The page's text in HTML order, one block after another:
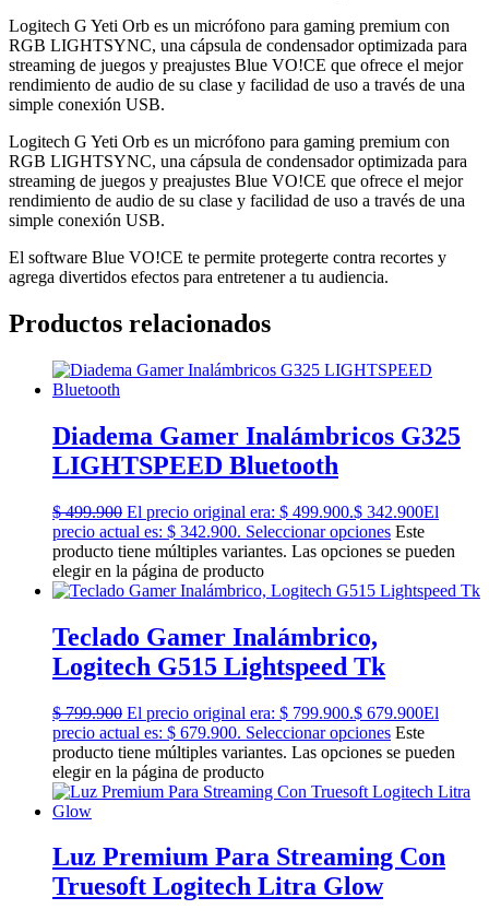
Logitech G Yeti Orb es un micrófono para gaming premium con
RGB LIGHTSYNC, una cápsula de condensador optimizada para
streaming de juegos y preajustes Blue VO!CE que ofrece el mejor
rendimiento de audio de su clase y facilidad de uso a través de una
simple conexión USB.
Logitech G Yeti Orb es un micrófono para gaming premium con
RGB LIGHTSYNC, una cápsula de condensador optimizada para
streaming de juegos y preajustes Blue VO!CE que ofrece el mejor
rendimiento de audio de su clase y facilidad de uso a través de una
simple conexión USB.
El software Blue VO!CE te permite protegerte contra recortes y
agrega divertidos efectos para entretener a tu audiencia.
Productos relacionados
Diadema Gamer Inalámbricos G325
LIGHTSPEED Bluetooth
$499.900 El precio original era: $ 499.900.$ 342.900El
precio actual es: $ 342.900. Seleccionar opciones Este
producto tiene múltiples variantes. Las opciones se pueden
elegir en la página de producto
Teclado Gamer Inalámbrico,
Logitech G515 Lightspeed Tk
$799.900 El precio original era: $ 799.900.$ 679.900El
precio actual es: $ 679.900. Seleccionar opciones Este
producto tiene múltiples variantes. Las opciones se pueden
elegir en la página de producto
Luz Premium Para Streaming Con
Truesoft Logitech Litra Glow